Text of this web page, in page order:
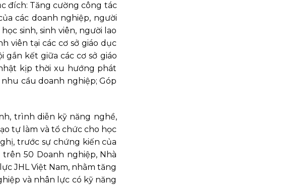
đích: Tăng cường công tác
các doanh nghiệp, người
sinh, sinh viên, người lao
viên tại các cơ sở giáo dục
kết giữa các cơ sở giáo
kịp thời xu hướng phát
cầu doanh nghiệp; Góp
trình diễn kỹ năng nghề,
tự làm và tổ chức cho học
trước sự chứng kiến của
trên 50 Doanh nghiệp, Nhà
JHL Việt Nam, nhằm tăng
và nhân lực có kỹ năng